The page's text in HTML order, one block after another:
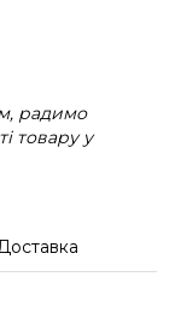
радимо
товару у